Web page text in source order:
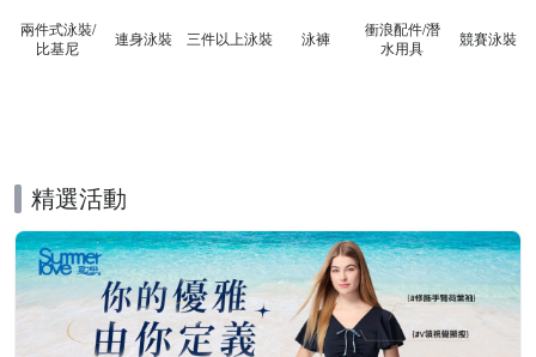
兩件式泳裝/
比基尼
連身泳裝 三件以上泳裝 泳褲
衝浪配件/潛
水用具
競賽泳裝
精選活動